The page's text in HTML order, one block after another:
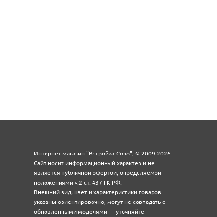
Интернет магазин "Встройка-Соло", © 2009-2026.
Сайт носит информационный характер и не
является публичной офертой, определяемой
положениями ч.2 ст. 437 ГК РФ.
Внешний вид, цвет и характеристики товаров
указаны ориентировочно, могут не совпадать с
обновленными моделями — уточняйте